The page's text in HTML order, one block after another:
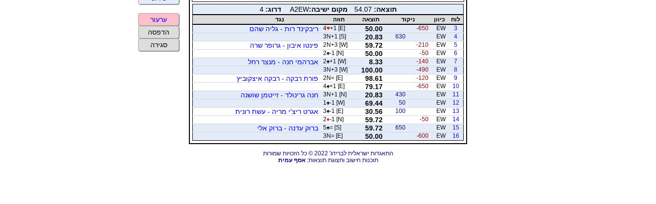
תוצאה: 54.07 מקום ישיבה:A2EW דרוג:4
לוח כיוון ניקוד תוצאה חוזה
נגד
3
EW
-650
50.00
4♥+1 [E] ריבקינד רות - גליה שהם
4
EW
630
20.83
3N+1 [S]
5
EW
-210
59.72
2N+3 [W] פינטו איבון - גרופר שרה
6
EW
-50
50.00
2♠-1 [N]
7
EW
-140
8.33
2♠+1 [W] אברהמי חנה - מנצר רחל
8
EW
-490
100.00
3N+3 [W]
9
EW
-120
98.61
2N= [E] פורת רבקה - רבקה איצקוביץ
10
EW
-650
79.17
4♠+1 [E]
11
EW
430
20.83
3N+1 [N] חנה גרינולד - זייטמן שושנה
12
EW
50
69.44
1 ♠-1 [W]
13
EW
100
30.56
3♠-1 [E] אגרט ריצ'י מריה - עשת רונית
14
EW
-50
59.72
2♦-1 [N]
15
EW
650
59.72
5♠= [S] ברוק עדנה - ברוק אלי
16
EW
-600
50.00
3N= [E]
התאגדות ישראלית לברידג' 2022 © כל הזכויות שמורות
תוכנות חישוב ותצוגת תוצאות:אסף עמית
ערעור
הדפסה
סגירה